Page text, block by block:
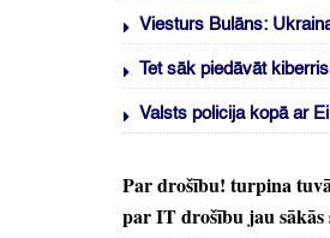
Viesturs Bulāns:
Tet sāk piedāvāt
Valsts policija kopā ar
Par drošību! turpina
par IT drošību jau sākās